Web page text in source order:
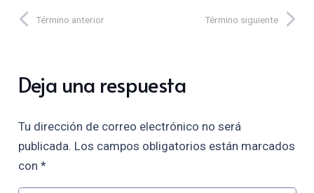
Término anterior Término siguiente
Deja una respuesta
Tu dirección de correo electrónico no será
publicada. Los campos obligatorios están marcados
con *